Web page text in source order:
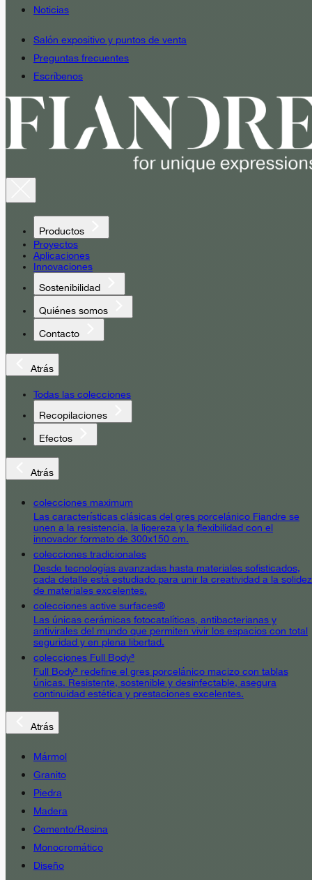
Noticias
Salón expositivo y puntos de venta
Preguntas frecuentes
Escríbenos
Productos
Proyectos
Aplicaciones
Innovaciones
Sostenibilidad
Quiénes somos
Contacto
Atrás
Todas las colecciones
Recopilaciones
Efectos
Atrás
colecciones maximum
Las características clásicas del gres porcelánico Fiandre se
unen a la resistencia, la ligereza y la flexibilidad con el
innovador formato de 300x150 cm.
colecciones tradicionales
Desde tecnologías avanzadas hasta materiales sofisticados,
cada detalle está estudiado para unir la creatividad a la solidez
de materiales excelentes.
colecciones active surfaces®
Las únicas cerámicas fotocatalíticas, antibacterianas y
antivirales del mundo que permiten vivir los espacios con total
seguridad y en plena libertad.
colecciones Full Body³
Full Body³ redefine el gres porcelánico macizo con tablas
únicas. Resistente, sostenible y desinfectable, asegura
continuidad estética y prestaciones excelentes.
Atrás
Mármol
Granito
Piedra
Madera
Cemento/Resina
Monocromático
Diseño